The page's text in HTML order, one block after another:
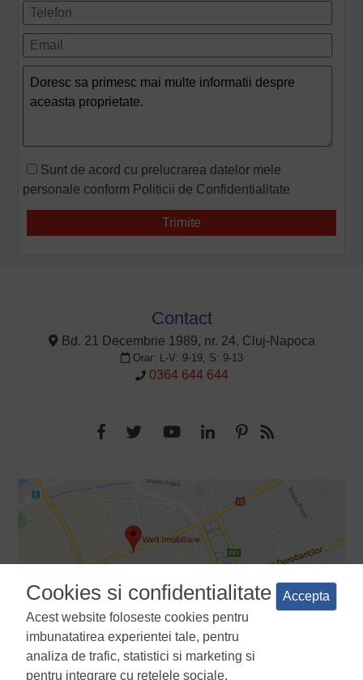
Sunt de acord cu prelucrarea datelor mele
personale conform Politicii de Confidentialitate
Contact
Bd. 21 Decembrie 1989, nr. 24, Cluj-Napoca
Orar: L-V: 9-19, S: 9-13
0364 644 644
Cookies si confidentialitate
Acest website foloseste cookies pentru
imbunatatirea experientei tale, pentru
analiza de trafic, statistici si marketing si
pentru integrare cu retelele sociale.
Accepta